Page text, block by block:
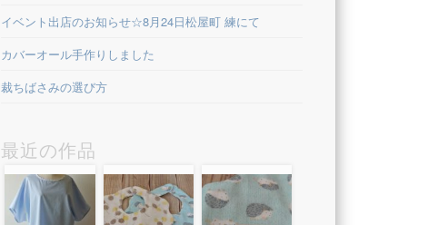
イベント出店のお知らせ☆8月24日松屋町 練にて
カバーオール手作りしました
裁ちばさみの選び方
最近の作品